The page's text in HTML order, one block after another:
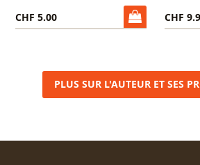
CHF 5.00 CHF
PLUS SUR L'AUTEUR ET SES